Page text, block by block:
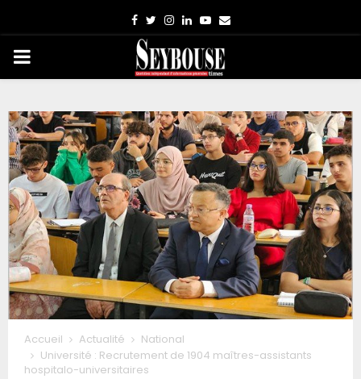
Facebook
TwitterInstagram
LinkedinYoutube
Email
PRIMARY
Accueil Actualité
National
Université : Recrutement de 1904 maîtres-assistants
hospitalo-universitaires